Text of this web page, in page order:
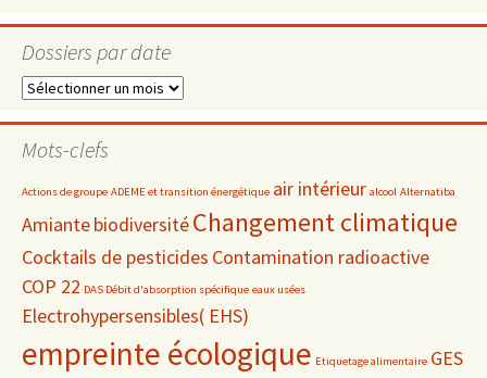
Dossiers par date
Dossiers
date
Mots-clefs
Actions de groupe ADEME et transition énergétique air intérieur alcool Alternatiba
AmiantebiodiversitéChangement climatique
Cocktails de pesticides Contamination radioactive
COP 22 DAS Débit d'absorption spécifique eaux usées
Electrohypersensibles( EHS)
empreinte écologique Etiquetage alimentaire GES